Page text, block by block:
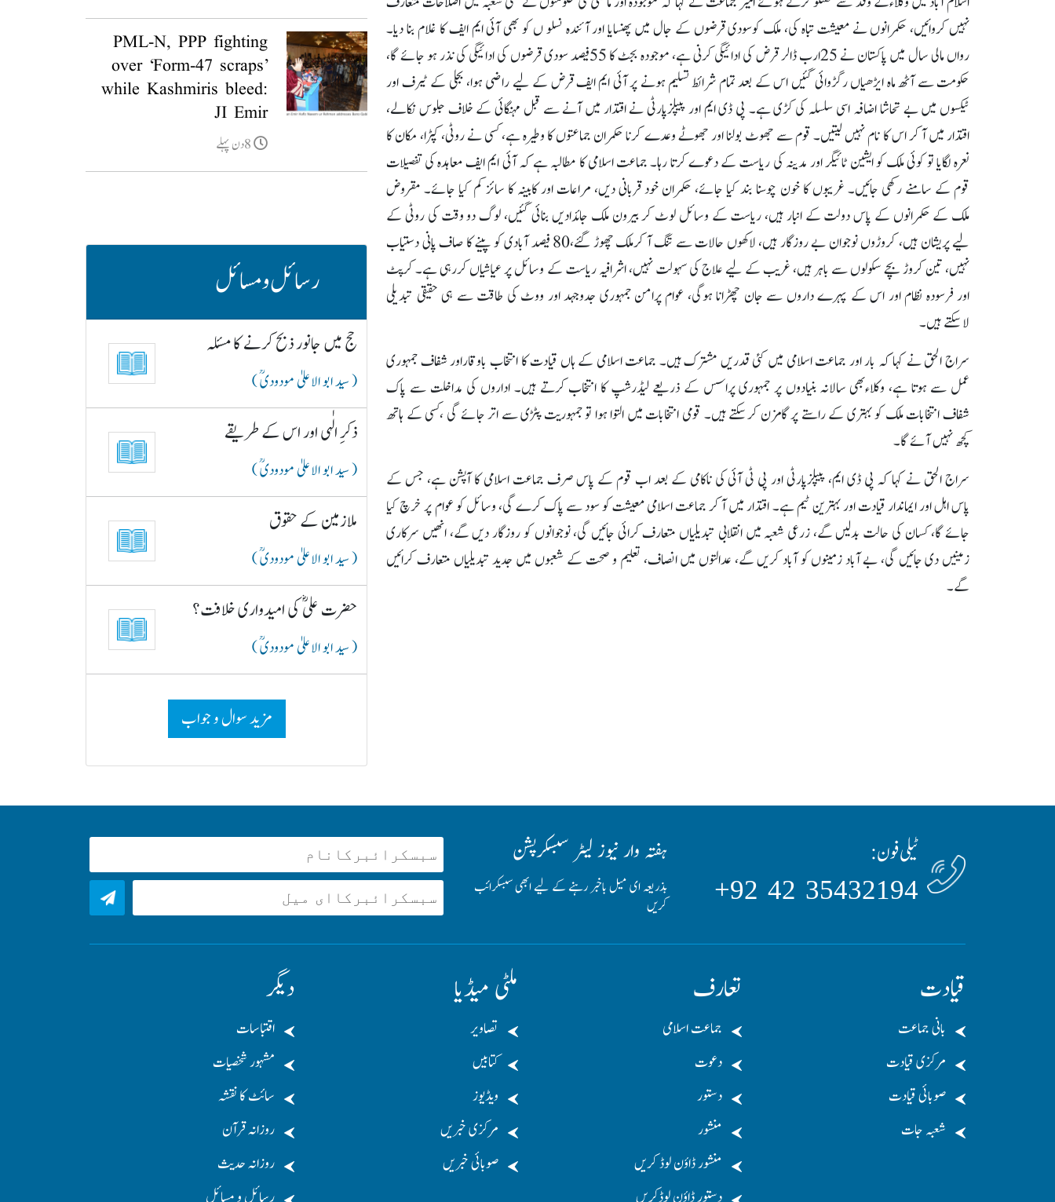
نہیں کروائیں، حکمرانوں نے معیشت تباہ کی، ملک کوسودی قرضوں کے جال میں پھنسایا اور آئندہ نسلو ں کو بھی آئی ایم ایف کا غلام بنا دیا۔
رواں مالی سال میں پاکستان نے 25ارب ڈالر قرض کی ادائیگی کرنی ہے، موجودہ بجٹ کا 55فیصد سودی قرضوں کی ادائیگی کی نذر ہو جائے گا،
حکومت سے آٹھ ماہ ایڑھیاں رگڑوائی گئیں اس کے بعد تمام شرائط تسلیم ہونے پر آئی ایم ایف قرض کے لیے راضی ہوا، بجلی کے ٹیرف اور
ٹیکسوں میں بے تحاشا اضافہ اسی سلسلہ کی کڑی ہے۔ پی ڈی ایم اور پیپلزپارٹی نے اقتدار میں آنے سے قبل مہنگائی کے خلاف جلوس نکالے،
اقتدار میں آ کر اس کا نام نہیں لیتیں۔ قوم سے جھوٹ بولنا اور جھوٹے وعدے کرنا حکمران جماعتوں کا وطیرہ ہے، کسی نے روٹی، کپڑا، مکان کا
نعرہ لگایا تو کوئی ملک کو ایشین ٹائیگر اور مدینہ کی ریاست کے دعوے کرتا رہا۔ جماعت اسلامی کا مطالبہ ہے کہ آئی ایم ایف معاہدہ کی تفصیلات
قوم کے سامنے رکھی جائیں۔ غریبوں کا خون چوسنا بند کیا جائے، حکمران خود قربانی دیں، مراعات اور کابینہ کا سائز کم کیا جائے۔ مقروض
ملک کے حکمرانوں کے پاس دولت کے انبار ہیں، ریاست کے وسائل لوٹ کر بیرون ملک جائدادیں بنائی گئیں، لوگ دو وقت کی روٹی کے
لیے پریشان ہیں، کروڑوں نوجوان بے روزگار ہیں، لاکھوں حالات سے تنگ آ کرملک چھوڑ گئے،80 فیصد آبادی کو پینے کا صاف پانی دستیاب
نہیں، تین کروڑ بچے سکولوں سے باہر ہیں، غریب کے لیے علاج کی سہولت نہیں، اشرافیہ ریاست کے وسائل پر عیاشیاں کررہی ہے۔ کرپٹ
اور فرسودہ نظام اور اس کے پہرے داروں سے جان چھڑانا ہوگی، عوام پرامن جمہوری جدوجہد اور ووٹ کی طاقت سے ہی حقیقی تبدیلی
لاسکتے ہیں۔
سراج الحق نے کہا کہ بار اور جماعت اسلامی میں کئی قدریں مشترک ہیں۔ جماعت اسلامی کے ہاں قیادت کا انتخاب باوقاراور شفاف جمہوری
عمل سے ہوتا ہے، وکلاءبھی سالانہ بنیادوں پر جمہوری پراسس کے ذریعے لیڈرشپ کا انتخاب کرتے ہیں۔ اداروں کی مداخلت سے پاک
شفاف انتخابات ملک کو بہتری کے راستے پر گامزن کرسکتے ہیں۔ قومی انتخابات میں التوا ہوا تو جمہوریت پٹڑی سے اتر جائے گی ،کسی کے ہاتھ
کچھ نہیں آئے گا۔
سراج الحق نے کہا کہ پی ڈی ایم، پیپلزپارٹی اور پی ٹی آئی کی ناکامی کے بعد اب قوم کے پاس صرف جماعت اسلامی کا آپشن ہے، جس کے
پاس اہل اور ایماندار قیادت اور بہترین ٹیم ہے۔ اقتدار میں آ کر جماعت اسلامی معیشت کو سود سے پاک کرے گی، وسائل کو عوام پر خرچ کیا
جائے گا، کسان کی حالت بدلیں گے، زرعی شعبہ میں انقلابی تبدیلیاں متعارف کرائی جائیں گی، نوجوانوں کو روزگار دیں گے، انھیں سرکاری
زمینیں دی جائیں گی، بے آباد زمینوں کو آباد کریں گے، عدالتوں میں انصاف، تعلیم و صحت کے شعبوں میں جدید تبدیلیاں متعارف کرائیں
گے۔
PML-N, PPP fighting
over ‘Form-47 scraps’
while Kashmiris bleed:
JI Emir
رسائل و مسائل
حج میں جانور ذبح کرنے کا مسئلہ
( سید ابو الاعلیٰ مودودیؒ )
ذکرِ الٰہی اور اس کے طریقے
( سید ابو الاعلیٰ مودودیؒ )
ملازمین کے حقوق
( سید ابو الاعلیٰ مودودیؒ )
حضرت علیؓ کی امیدواری خلافت؟
( سید ابو الاعلیٰ مودودیؒ )
مزید سوال و جواب
ٹیلی فون:
35432194 42 92+
ہفتہ وار نیوز لیٹر سبسکرپشن
بذریعہ ای میل باخبر رہنے کے لیے ابھی سبسکرائب
کریں
قیادت
بانی جماعت
مرکزی قیادت
صوبائی قیادت
شعبہ جات
تعارف
جماعت اسلامی
دعوت
دستور
منشور
منشور ڈاؤن لوڈ کریں
ملٹی میڈیا
تصاویر
کتابیں
ویڈیوز
مرکزی خبریں
صوبائی خبریں
دیگر
اقتباسات
مشہور شخصیات
سائٹ کا نقشہ
روزانہ قرآن
روزانہ حدیث